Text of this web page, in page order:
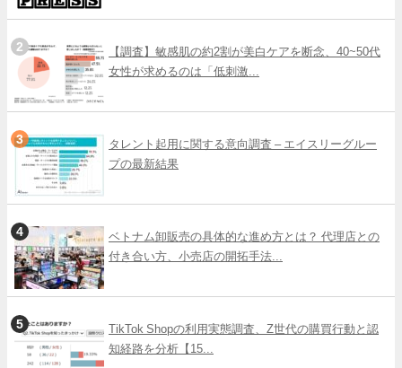
【調査】敏感肌の約2割が美白ケアを断念、40~50代
女性が求めるのは「低刺激...
タレント起用に関する意向調査 – エイスリーグルー
プの最新結果
ベトナム卸販売の具体的な進め方とは？ 代理店との
付き合い方、小売店の開拓手法...
TikTok Shopの利用実態調査、Z世代の購買行動と認
知経路を分析【15...